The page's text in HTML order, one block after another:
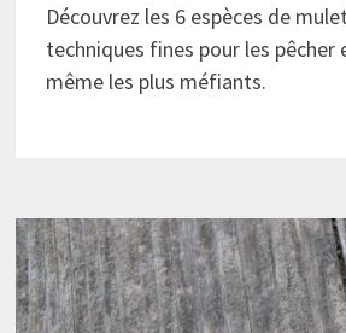
Découvrez les 6 espèces de
techniques fines pour les pêcher
même les plus méfiants.